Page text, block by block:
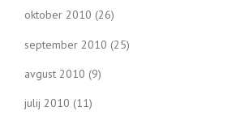
oktober 2010 (26)
september 2010 (25)
avgust 2010 (9)
julij 2010 (11)